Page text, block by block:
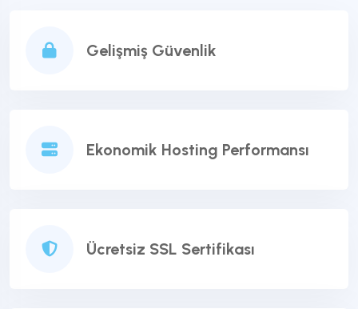
Gelişmiş Güvenlik
Ekonomik Hosting Performansı
Ücretsiz SSL Sertifikası